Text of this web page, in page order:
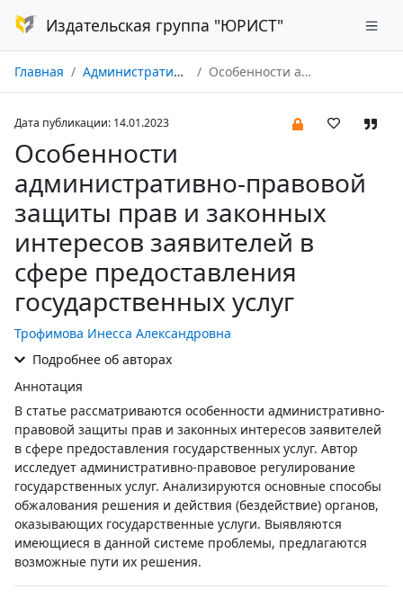
Издательская группа "ЮРИСТ"
Главная Административное право и процесс № 01/2023 Особенности административно-правовой защиты прав и законных интересов заявителей в сфере предоставления государственных услуг
Дата публикации: 14.01.2023
Особенности
административно-правовой
защиты прав и законных
интересов заявителей в
сфере предоставления
государственных услуг
Трофимова Инесса Александровна
Подробнее об авторах
Аннотация
В статье рассматриваются особенности административно-
правовой защиты прав и законных интересов заявителей
в сфере предоставления государственных услуг. Автор
исследует административно-правовое регулирование
государственных услуг. Анализируются основные способы
обжалования решения и действия (бездействие) органов,
оказывающих государственные услуги. Выявляются
имеющиеся в данной системе проблемы, предлагаются
возможные пути их решения.